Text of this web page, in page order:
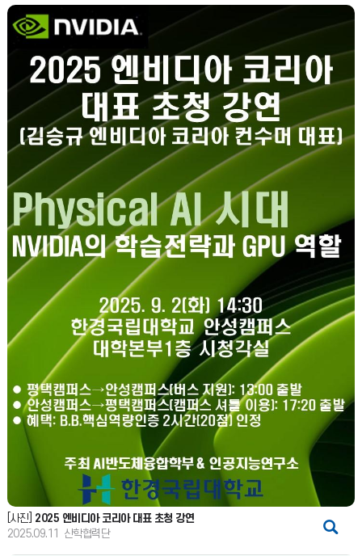
[사진] 2025 엔비디아 코리아 대표 초청 강연
2025.09.11
산학협력단